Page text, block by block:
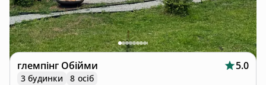
глемпінг Обійми 5.0
3 будинки
8 осіб